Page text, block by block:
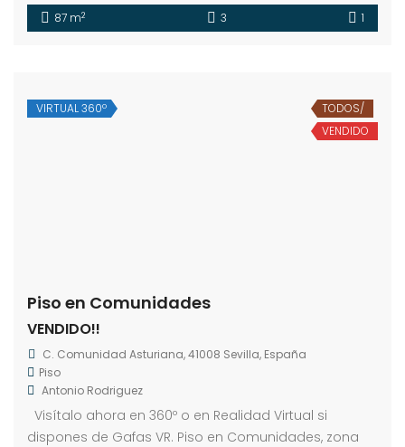
87 m2 3 1
VIRTUAL 360º
TODOS/
VENDIDO
Piso en Comunidades
VENDIDO!!
C. Comunidad Asturiana, 41008 Sevilla, España
Piso
Antonio Rodriguez
Visítalo ahora en 360º o en Realidad Virtual si
dispones de Gafas VR. Piso en Comunidades, zona